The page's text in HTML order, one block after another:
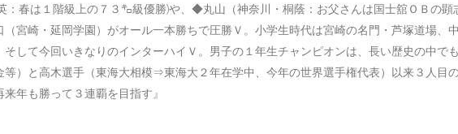
春は１階級上の７３㌔級優勝)や、◆丸山（神奈川・桐蔭：お父さんは国士舘ＯＢの顕
宮崎・延岡学園）がオール一本勝ちで圧勝Ｖ。小学生時代は宮崎の名門・芦塚道場、
して今回いきなりのインターハイＶ。男子の１年生チャンピオンは、長い歴史の中で
等）と高木選手（東海大相模⇒東海大２年在学中、今年の世界選手権代表）以来３人目の
年も勝って３連覇を目指す』